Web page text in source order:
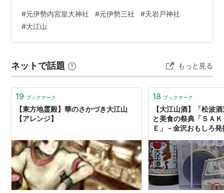
社」（No.①）のある 福知山市大江町 は、H18年の合併
前は加佐郡大江町でした。現在、加佐郡は合併により消
滅しています。 この大江町は、大江山（No.②）の 鬼伝
たよ（笑） No.③は 日本三景 のひとつ「 天橋立 」です
が、最近、…
#元伊勢内宮皇大神社 #元伊勢三社 #天岩戸神社
#大江山
ネットで話題 もっと見る
19 ブックマーク
【東方地霊殿】華のさかづき大江山
【アレンジ】
18 ブックマーク
【大江山酒】「松波
と美食の祭典「ＳＡ
Ｅ」 - 金沢おもしろ発